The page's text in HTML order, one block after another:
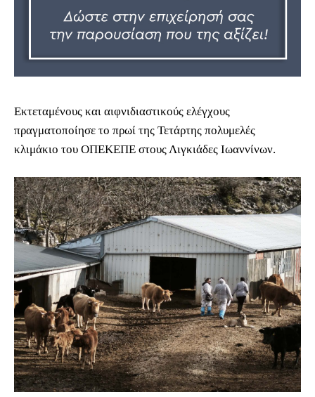
Εκτεταμένους και αιφνιδιαστικούς ελέγχους
πραγματοποίησε το πρωί της Τετάρτης πολυμελές
κλιμάκιο του ΟΠΕΚΕΠΕ στους Λιγκιάδες Ιωαννίνων.